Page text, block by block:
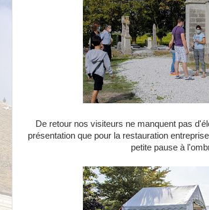
De retour nos visiteurs ne manquent pas
présentation que pour la restauration
petite pause à